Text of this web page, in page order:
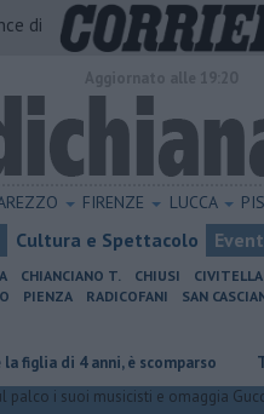
di
FIRENZE LUCCA
Cultura e Spettacolo
CHIANCIANO T. CHIUSI
PIENZA RADICOFANI SAN
4 anni, è scomparso ​Tutte le